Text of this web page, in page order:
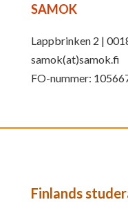
SAMOK
Lappbrinken 2 |
samok(at)samok.fi
FO-nummer:
Finlands